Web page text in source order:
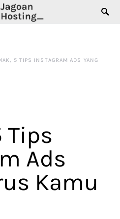
5 TIPS INSTAGRAM ADS YANG
Tips
Ads
Kamu